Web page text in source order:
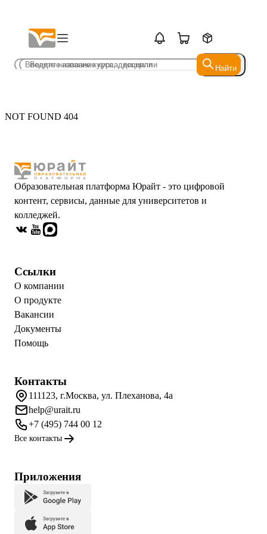
Найти
Найти
NOT FOUND 404
Образовательная платформа Юрайт - это цифровой
контент, сервисы, данные для университетов и
колледжей.
Ссылки
О компании
О продукте
Вакансии
Документы
Помощь
Контакты
111123, г.Москва, ул. Плеханова, 4а
help@urait.ru
+7 (495) 744 00 12
Все контакты
Приложения